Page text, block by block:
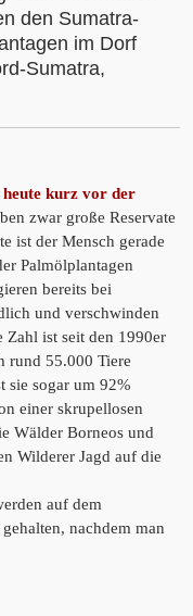
den Sumatra-
im Dorf
Sumatra,
kurz vor der
zwar große Reservate
ist der Mensch gerade
Palmölplantagen
bereits bei
und verschwinden
ist seit den 1990er
rund 55.000 Tiere
sie sogar um 92%
einer skrupellosen
Wälder Borneos und
Wilderer Jagd auf die
auf dem
nachdem man